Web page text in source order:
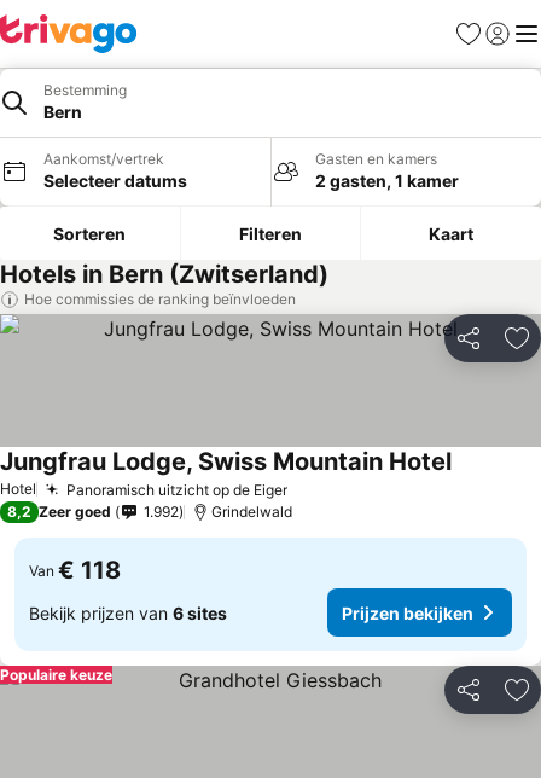
Favorieten
Bestemming
Bern
Aankomst/vertrek
Selecteer datums
Gasten en kamers
2 gasten, 1 kamer
Sorteren Filteren Kaart
Hotels in Bern (Zwitserland)
Hoe commissies de ranking beïnvloeden
Delen
Hotel Panoramisch uitzicht op de Eiger
Jungfrau Lodge, Swiss Mountain Hotel
8,2 Zeer goed 1.992 Grindelwald
Van € 118
Bekijk prijzen van 6 sites Prijzen bekijken
Delen
Populaire keuze